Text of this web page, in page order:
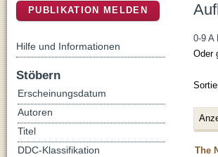
0-9 A
Oder
The
PUBLIKATION MELDEN
Hilfe und Informationen
Stöbern
Erscheinungsdatum
Autoren
Titel
DDC-Klassifikation